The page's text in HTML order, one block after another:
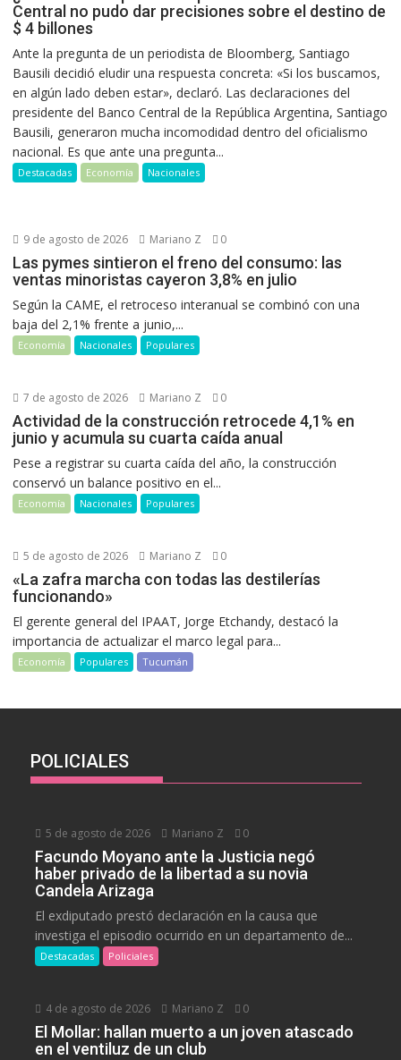
Central no pudo dar precisiones sobre el destino de
$ 4 billones
Ante la pregunta de un periodista de Bloomberg, Santiago
Bausili decidió eludir una respuesta concreta: «Si los buscamos,
en algún lado deben estar», declaró. Las declaraciones del
presidente del Banco Central de la República Argentina, Santiago
Bausili, generaron mucha incomodidad dentro del oficialismo
nacional. Es que ante una pregunta...
Destacadas Economía Nacionales
9 de agosto de 2026 Mariano Z 0
Las pymes sintieron el freno del consumo: las
ventas minoristas cayeron 3,8% en julio
Según la CAME, el retroceso interanual se combinó con una
baja del 2,1% frente a junio,...
Economía Nacionales Populares
7 de agosto de 2026 Mariano Z 0
Actividad de la construcción retrocede 4,1% en
junio y acumula su cuarta caída anual
Pese a registrar su cuarta caída del año, la construcción
conservó un balance positivo en el...
Economía Nacionales Populares
5 de agosto de 2026 Mariano Z 0
«La zafra marcha con todas las destilerías
funcionando»
El gerente general del IPAAT, Jorge Etchandy, destacó la
importancia de actualizar el marco legal para...
Economía Populares Tucumán
POLICIALES
5 de agosto de 2026 Mariano Z 0
Facundo Moyano ante la Justicia negó
haber privado de la libertad a su novia
Candela Arizaga
El exdiputado prestó declaración en la causa que
investiga el episodio ocurrido en un departamento de...
Destacadas Policiales
4 de agosto de 2026 Mariano Z 0
El Mollar: hallan muerto a un joven atascado
en el ventiluz de un club